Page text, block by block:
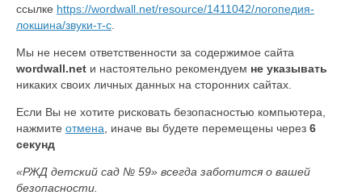
ссылке https://wordwall.net/resource/1411042/логопедия-
локшина/звуки-т-с
Мы не несем ответственности за содержимое сайта
wordwall.net и настоятельно рекомендуем не указывать
никаких своих личных данных на сторонних сайтах.
Если Вы не хотите рисковать безопасностью компьютера,
нажмите отмена , иначе вы будете перемещены через 6
секунд
«РЖД детский сад № 59» всегда заботится о вашей
безопасности.